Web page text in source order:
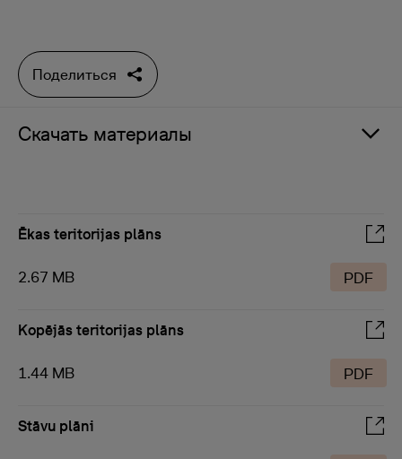
Поделиться
Скачать материалы
Ēkas teritorijas plāns
2.67 MB PDF
Kopējās teritorijas plāns
1.44 MB PDF
Stāvu plāni